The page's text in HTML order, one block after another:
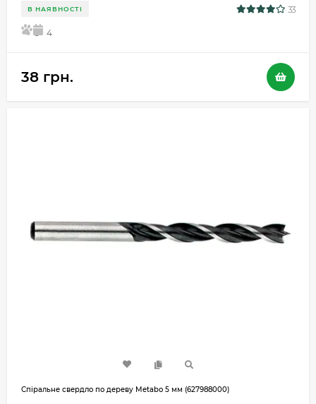
В НАЯВНОСТІ 33
5 4
38 грн.
Спіральне свердло по дереву Metabo 5 мм (627988000)